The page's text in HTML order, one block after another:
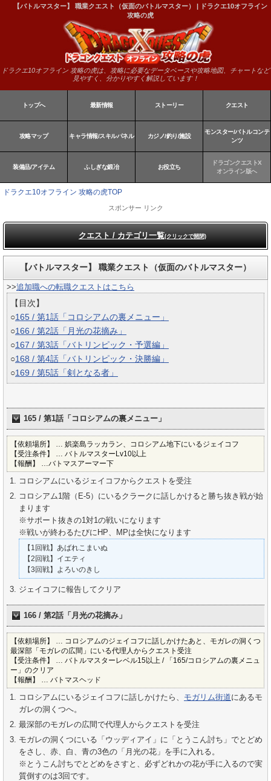
【バトルマスター】 職業クエスト（仮面のバトルマスター） | ドラクエ10オフライン
攻略の虎
ドラクエ10オフライン 攻略の虎は、攻略に必要なデータベースや攻略地図、チャートなど
見やすく、分かりやすく解説しています！
トップへ 最新情報 ストーリー クエスト
攻略マップ キャラ情報/スキルパネル カジノ/釣り/施設
モンスター/バトルコンテ
ンツ
装備品/アイテム ふしぎな鍛冶 お役立ち
ドラゴンクエストX
オンライン版へ
ドラクエ10オフライン 攻略の虎TOP
スポンサー リンク
クエスト / カテゴリ一覧(クリックで開閉)
【バトルマスター】 職業クエスト（仮面のバトルマスター）
>>追加職への転職クエストはこちら
【目次】
○165 / 第1話「コロシアムの裏メニュー」
○166 / 第2話「月光の花摘み」
○167 / 第3話「バトリンピック・予選編」
○168 / 第4話「バトリンピック・決勝編」
○169 / 第5話「剣となる者」
165 / 第1話「コロシアムの裏メニュー」
【依頼場所】 … 娯楽島ラッカラン、コロシアム地下にいるジェイコフ
【受注条件】 … バトルマスターLv10以上
【報酬】 …バトマスアーマー下
コロシアムにいるジェイコフからクエストを受注
コロシアム1階（E-5）にいるクラークに話しかけると勝ち抜き戦が始
まります
※サポート抜きの1対1の戦いになります
※戦いが終わるたびにHP、MPは全快になります
【1回戦】あばれこまいぬ
【2回戦】イエティ
【3回戦】よろいのきし
ジェイコフに報告してクリア
166 / 第2話「月光の花摘み」
【依頼場所】 … コロシアムのジェイコフに話しかけたあと、モガレの洞くつ
最深部「モガレの広間」にいる代理人からクエスト受注
【受注条件】 … バトルマスターレベル15以上 / 「165/コロシアムの裏メニュ
ー」のクリア
【報酬】 … バトマスヘッド
コロシアムにいるジェイコフに話しかけたら、 モガリム街道にあるモ
ガレの洞くつへ。
最深部のモガレの広間で代理人からクエストを受注
モガレの洞くつにいる「ウッディアイ」に「とうこん討ち」でとどめ
をさし、赤、白、青の3色の「月光の花」を手に入れる。
※とうこん討ちでとどめをさすと、必ずどれかの花が手に入るので実
質倒すのは3回です。